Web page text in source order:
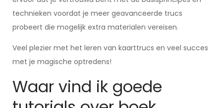
technieken voordat je meer geavanceerde trucs
probeert die mogelijk extra materialen vereisen.
Veel plezier met het leren van kaarttrucs en veel succes
met je magische optredens!
Waar vind ik goede